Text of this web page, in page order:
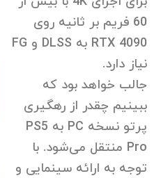
60 فریم بر ثانیه روی
RTX 4090 به DLSS و FG
نیاز دارد.
جالب خواهد بود که
ببینیم چقدر از رهگیری
پرتو نسخه PC به PS5
Pro منتقل می‌شود. با
توجه به ارائه سینمایی و